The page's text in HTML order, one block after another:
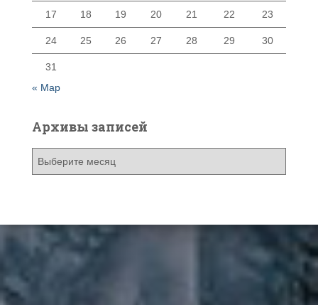
17 18 19 20 21 22 23
24 25 26 27 28 29 30
31
« Мар
Архивы записей
з